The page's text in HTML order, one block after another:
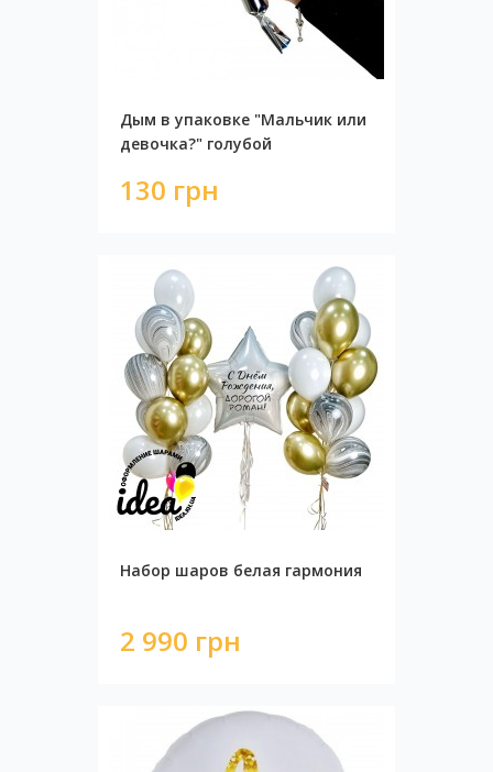
Дым в упаковке "Мальчик или
девочка?" голубой
130 грн
Набор шаров белая гармония
2 990 грн